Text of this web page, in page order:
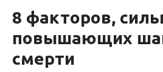
8 факторов,
повышающих
смерти